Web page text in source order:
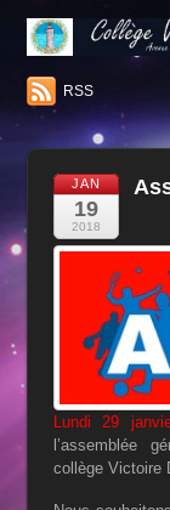
RSS
JAN
19
2018
Lundi 29
l’assemblée
collège Victoire